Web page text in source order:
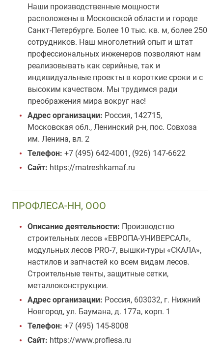
Наши производственные мощности
расположены в Московской области и городе
Санкт-Петербурге. Более 10 тыс. кв. м, более 250
сотрудников. Наш многолетний опыт и штат
профессиональных инженеров позволяют нам
реализовывать как серийные, так и
индивидуальные проекты в короткие сроки и с
высоким качеством. Мы трудимся ради
преображения мира вокруг нас!
Адрес организации: Россия, 142715,
Московская обл., Ленинский р-н, пос. Совхоза
им. Ленина, вл. 2
Телефон: +7 (495) 642-4001, (926) 147-6622
Сайт: https://matreshkamaf.ru
ПРОФЛЕСА-НН, ООО
Описание деятельности: Производство
строительных лесов «ЕВРОПА-УНИВЕРСАЛ»,
модульных лесов PRO-7, вышки-туры «СКАЛА»,
настилов и запчастей ко всем видам лесов.
Строительные тенты, защитные сетки,
металлоконструкции.
Адрес организации: Россия, 603032, г. Нижний
Новгород, ул. Баумана, д. 177а, корп. 1
Телефон: +7 (495) 145-8008
Сайт: https://www.proflesa.ru